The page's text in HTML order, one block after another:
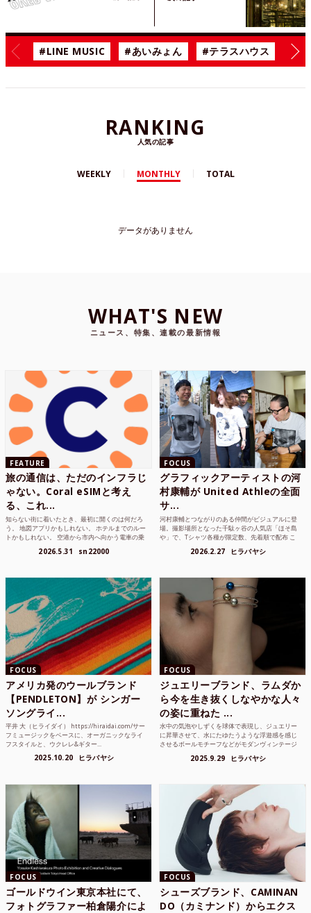
#LINE MUSIC #あいみょん #テラスハウス #漫
RANKING
人気の記事
WEEKLY MONTHLY TOTAL
データがありません
WHAT'S NEW
ニュース、特集、連載の最新情報
FEATURE
旅の通信は、ただのインフラじ
ゃない。Coral eSIMと考え
る、これ...
知らない街に着いたとき、最初に開くのは何だろ
う。 地図アプリかもしれない。 ホテルまでのルー
トかもしれない。 空港から市内へ向かう電車の乗
2026.5.31 sn22000
FOCUS
グラフィックアーティストの河
村康輔が United Athleの全面
サ...
河村康輔とつながりのある仲間がビジュアルに登
場。撮影場所となった千駄ヶ谷の人気店「ほそ島
や」で、Tシャツ各種が限定数、先着順で配布 こ
2026.2.27 ヒラバヤシ
FOCUS
アメリカ発のウールブランド
【PENDLETON】が シンガー
ソングライ...
平井 大（ヒライダイ） https://hiraidai.com/サー
フミュージックをベースに、オーガニックなライ
フスタイルと、ウクレレ&ギター...
2025.10.20 ヒラバヤシ
FOCUS
ジュエリーブランド、ラムダか
ら今を生き抜くしなやかな人々
の姿に重ねた ...
水中の気泡やしずくを球体で表現し、ジュエリー
に昇華させて、水にたゆたうような浮遊感を感じ
させるボールモチーフなどがモダンヴィンテージ
2025.9.29 ヒラバヤシ
FOCUS
ゴールドウイン東京本社にて、
フォトグラファー柏倉陽介によ
FOCUS
シューズブランド、CAMINAN
DO（カミナンド）からエクス